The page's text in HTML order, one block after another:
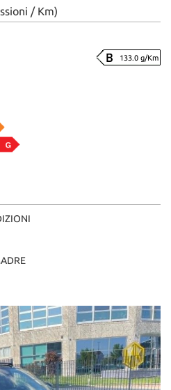
/ Km)
133.0 g/Km